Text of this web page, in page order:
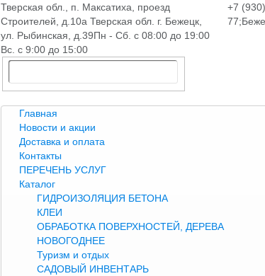
Тверская обл., п. Максатиха, проезд
Строителей, д.10а Тверская обл. г. Бежецк,
ул. Рыбинская, д.39Пн - Сб. с 08:00 до 19:00
Вс. с 9:00 до 15:00
+7
Главная
Новости и акции
Доставка и оплата
Контакты
ПЕРЕЧЕНЬ УСЛУГ
Каталог
ГИДРОИЗОЛЯЦИЯ БЕТОНА
КЛЕИ
ОБРАБОТКА ПОВЕРХНОСТЕЙ, ДЕРЕВА
НОВОГОДНЕЕ
Туризм и отдых
САДОВЫЙ ИНВЕНТАРЬ